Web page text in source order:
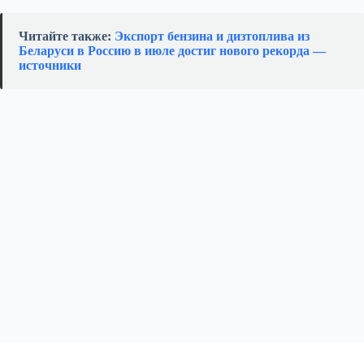
Читайте также: Экспорт бензина и дизтоплива из
Беларуси в Россию в июле достиг нового рекорда —
источники